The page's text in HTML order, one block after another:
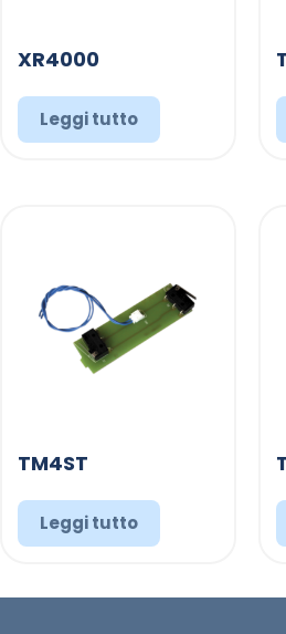
XR4000
Leggi tutto
TM4ST
Leggi tutto